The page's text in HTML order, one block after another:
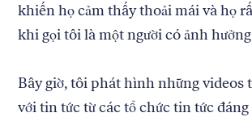
khiến họ cảm thấy thoải mái và họ
khi gọi tôi là một người có ảnh
Bây giờ, tôi phát hình những videos
với tin tức từ các tổ chức tin tức